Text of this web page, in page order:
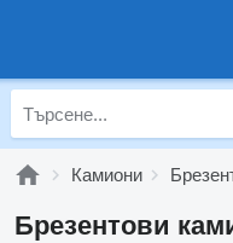
Камиони
Брезентови